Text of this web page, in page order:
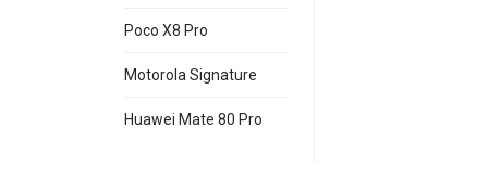
Poco X8 Pro
Motorola Signature
Huawei Mate 80 Pro